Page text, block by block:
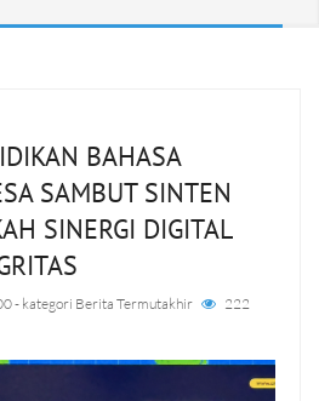
BAHASA
SAMBUT SINTEN
SINERGI DIGITAL
- kategori Berita Termutakhir
222